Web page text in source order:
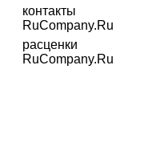
контакты
RuCompany.Ru
расценки
RuCompany.Ru